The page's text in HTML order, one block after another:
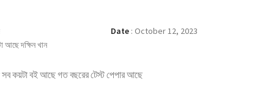
Date : October 12, 2023
আছে দক্ষিন খান
কয়টা বই আছে গত বছরের টেস্ট পেপার আছে